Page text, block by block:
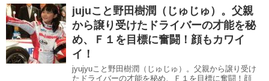
jujuこと野田樹潤（じゅじゅ）。父親
から譲り受けたドライバーの才能を秘
め、Ｆ１を目標に奮闘！顔もカワイ
イ！
jyujyuこと野田樹潤（じゅじゅ）。父親から譲り受け
たドライバーの才能を秘め、Ｆ１を目標に奮闘！顔